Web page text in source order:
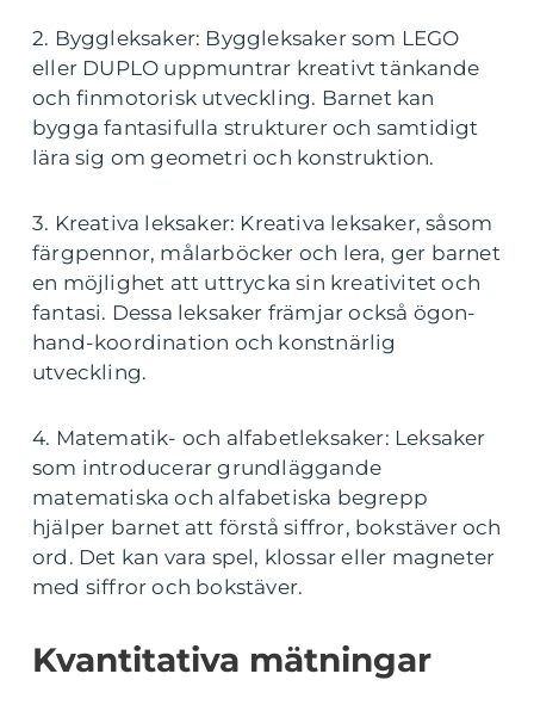
2. Byggleksaker: Byggleksaker som LEGO
eller DUPLO uppmuntrar kreativt tänkande
och finmotorisk utveckling. Barnet kan
bygga fantasifulla strukturer och samtidigt
lära sig om geometri och konstruktion.
3. Kreativa leksaker: Kreativa leksaker, såsom
färgpennor, målarböcker och lera, ger barnet
en möjlighet att uttrycka sin kreativitet och
fantasi. Dessa leksaker främjar också ögon-
hand-koordination och konstnärlig
utveckling.
4. Matematik- och alfabetleksaker: Leksaker
som introducerar grundläggande
matematiska och alfabetiska begrepp
hjälper barnet att förstå siffror, bokstäver och
ord. Det kan vara spel, klossar eller magneter
med siffror och bokstäver.
Kvantitativa mätningar